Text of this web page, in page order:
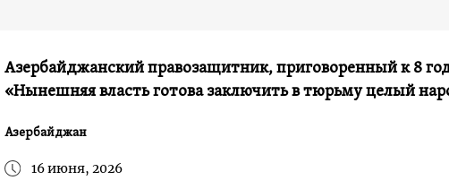
Азербайджанский правозащитник, приговоренный к 8
«Нынешняя власть готова заключить в тюрьму целый
Азербайджан
16 июня, 2026